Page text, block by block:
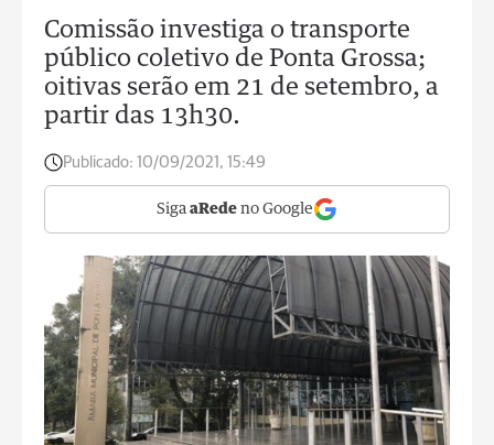
Comissão investiga o transporte
público coletivo de Ponta Grossa;
oitivas serão em 21 de setembro, a
partir das 13h30.
Publicado: 10/09/2021, 15:49
Siga aRede no Google